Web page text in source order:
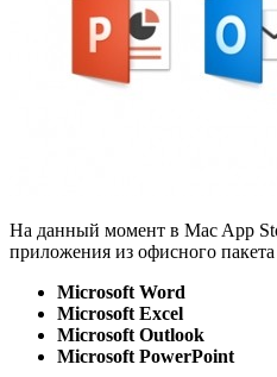
На данный момент в Mac App
приложения из офисного
Microsoft Word
Microsoft Excel
Microsoft Outlook
Microsoft PowerPoint